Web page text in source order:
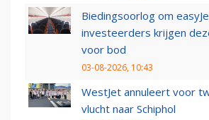
Biedingsoorlog om
investeerders krijgen
voor bod
03-08-2026, 10:43
WestJet annuleert voor
vlucht naar Schiphol